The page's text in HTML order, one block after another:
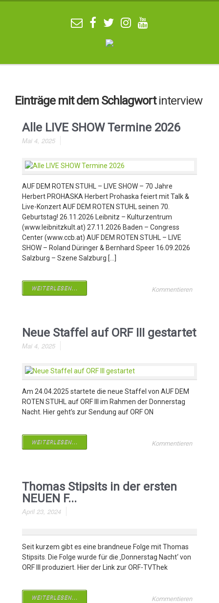
Einträge mit dem Schlagwortinterview
Alle LIVE SHOW Termine 2026
Mai 4, 2025
AUF DEM ROTEN STUHL – LIVE SHOW – 70 Jahre
Herbert PROHASKA Herbert Prohaska feiert mit Talk &
Live-Konzert AUF DEM ROTEN STUHL seinen 70.
Geburtstag! 26.11.2026 Leibnitz – Kulturzentrum
(www.leibnitzkult.at) 27.11.2026 Baden – Congress
Center (www.ccb.at) AUF DEM ROTEN STUHL – LIVE
SHOW – Roland Düringer & Bernhard Speer 16.09.2026
Salzburg – Szene Salzburg […]
WEITERLESEN... Kommentieren
Neue Staffel auf ORF III gestartet
Mai 4, 2025
Am 24.04.2025 startete die neue Staffel von AUF DEM
ROTEN STUHL auf ORF III im Rahmen der Donnerstag
Nacht. Hier geht’s zur Sendung auf ORF ON
WEITERLESEN... Kommentieren
Thomas Stipsits in der ersten
NEUEN F...
April 23, 2024
Seit kurzem gibt es eine brandneue Folge mit Thomas
Stipsits. Die Folge wurde für die ‚Donnerstag Nacht‘ von
ORF III produziert. Hier der Link zur ORF-TVThek
WEITERLESEN... Kommentieren